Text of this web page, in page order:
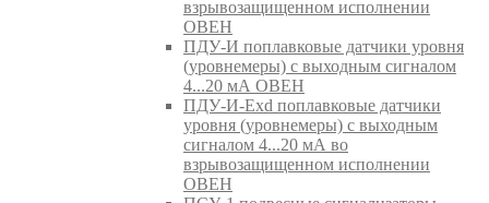
взрывозащищенном исполнении
ОВЕН
ПДУ-И поплавковые датчики уровня
(уровнемеры) с выходным сигналом
4...20 мА ОВЕН
ПДУ-И-Exd поплавковые датчики
уровня (уровнемеры) с выходным
сигналом 4...20 мА во
взрывозащищенном исполнении
ОВЕН